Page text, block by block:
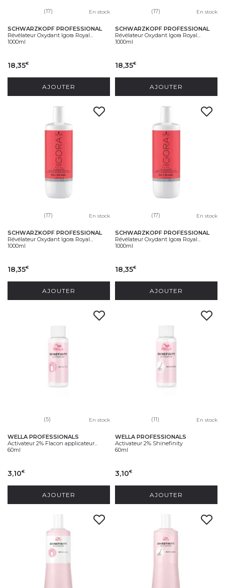
(17) En stock
SCHWARZKOPF PROFESSIONAL
Révélateur Oxydant Igora Royal...
1000ml
18,35€
AJOUTER
(17) En stock
SCHWARZKOPF PROFESSIONAL
Révélateur Oxydant Igora Royal...
1000ml
18,35€
AJOUTER
(17) En stock
SCHWARZKOPF PROFESSIONAL
Révélateur Oxydant Igora Royal...
1000ml
18,35€
AJOUTER
(17) En stock
SCHWARZKOPF PROFESSIONAL
Révélateur Oxydant Igora Royal...
1000ml
18,35€
AJOUTER
(5) En stock
WELLA PROFESSIONALS
Activateur 2% Flacon applicateur...
60ml
3,10€
AJOUTER
(11) En stock
WELLA PROFESSIONALS
Activateur 2% Shinefinity
60ml
3,10€
AJOUTER